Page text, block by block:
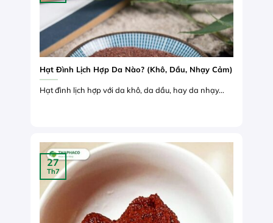
Hạt Đình Lịch Hợp Da Nào? (Khô, Dầu, Nhạy Cảm)
Hạt đình lịch hợp với da khô, da dầu, hay da nhạy...
27
Th7